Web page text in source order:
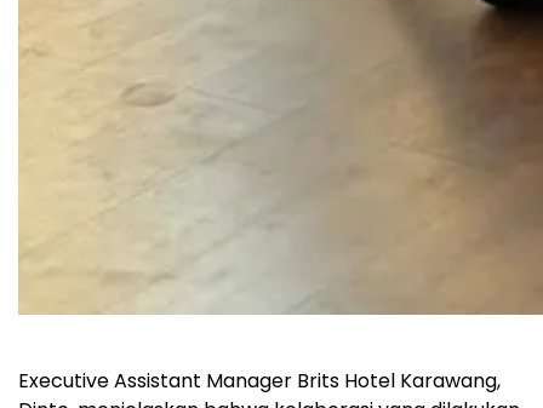
Executive Assistant Manager Brits Hotel Karawang,